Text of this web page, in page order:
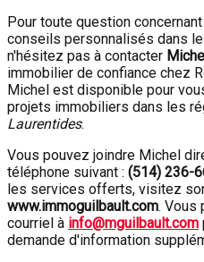
Pour toute question
conseils personnalisés dans
n'hésitez pas à contacter
immobilier de confiance chez
Michel est disponible pour
projets immobiliers dans les
Laurentides.
Vous pouvez joindre Michel
téléphone suivant : (514) 236-
les services offerts, visitez
www.immoguilbault.com. Vous
courriel à info@mguilbault.com
demande d'information